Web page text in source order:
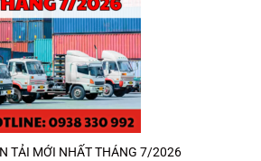
TẢI MỚI NHẤT THÁNG 7/2026